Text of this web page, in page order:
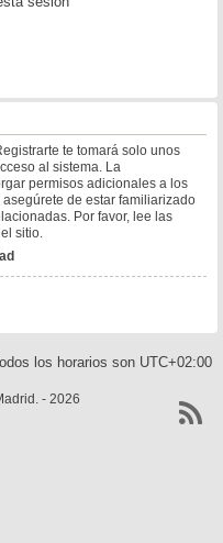
te tomará solo unos
al sistema. La
permisos adicionales a los
de estar familiarizado
Por favor, lee las
sitio.
los horarios son UTC+02:00
- 2026